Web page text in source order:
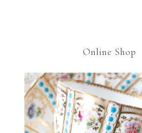
Online Shop